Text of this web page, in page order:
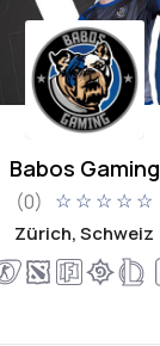
Babos Gaming
(0) ☆ ☆ ☆ ☆ ☆
Zürich, Schweiz